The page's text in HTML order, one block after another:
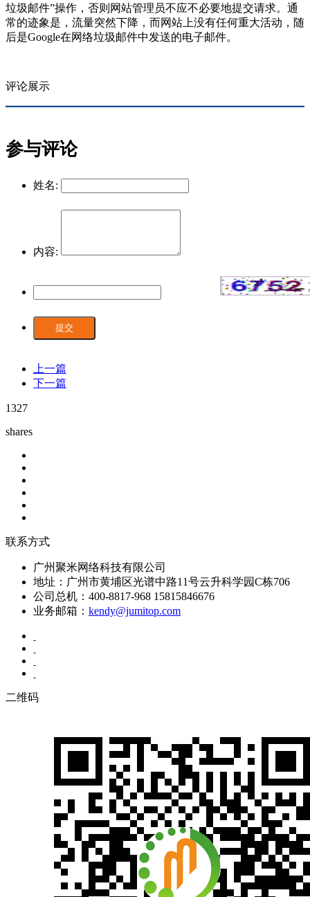
垃圾邮件”操作，否则网站管理员不应不必要地提交请求。通
常的迹象是，流量突然下降，而网站上没有任何重大活动，随
后是Google在网络垃圾邮件中发送的电子邮件。
评论展示
参与评论
姓名:
内容:
提交
上一篇
下一篇
1327
shares
联系方式
广州聚米网络科技有限公司
地址：广州市黄埔区光谱中路11号云升科学园C栋706
公司总机：400-8817-968 15815846676
业务邮箱： kendy@jumitop.com
二维码